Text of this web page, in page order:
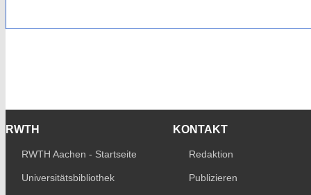
RWTH
RWTH Aachen - Startseite
Universitätsbibliothek
KONTAKT
Redaktion
Publizieren